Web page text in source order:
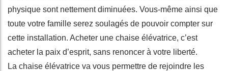
physique sont nettement diminuées. Vous-même ainsi que
toute votre famille serez soulagés de pouvoir compter sur
cette installation. Acheter une chaise élévatrice, c’est
acheter la paix d’esprit, sans renoncer à votre liberté.
La chaise élévatrice va vous permettre de rejoindre les